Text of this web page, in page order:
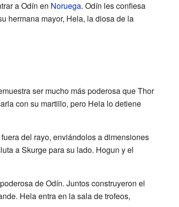
a Odín en Noruega. Odín les confiesa
hermana mayor, Hela, la diosa de la
ser mucho más poderosa que Thor
con su martillo, pero Hela lo detiene
del rayo, enviándolos a dimensiones
a Skurge para su lado. Hogun y el
de Odín. Juntos construyeron el
Hela entra en la sala de trofeos,